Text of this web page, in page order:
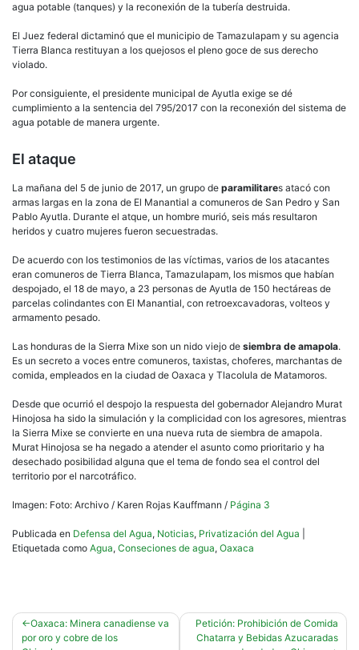
agua potable (tanques) y la reconexión de la tubería destruida.
El Juez federal dictaminó que el municipio de Tamazulapam y su agencia
Tierra Blanca restituyan a los quejosos el pleno goce de sus derecho
violado.
Por consiguiente, el presidente municipal de Ayutla exige se dé
cumplimiento a la sentencia del 795/2017 con la reconexión del sistema de
agua potable de manera urgente.
El ataque
La mañana del 5 de junio de 2017, un grupo de paramilitares atacó con
armas largas en la zona de El Manantial a comuneros de San Pedro y San
Pablo Ayutla. Durante el atque, un hombre murió, seis más resultaron
heridos y cuatro mujeres fueron secuestradas.
De acuerdo con los testimonios de las víctimas, varios de los atacantes
eran comuneros de Tierra Blanca, Tamazulapam, los mismos que habían
despojado, el 18 de mayo, a 23 personas de Ayutla de 150 hectáreas de
parcelas colindantes con El Manantial, con retroexcavadoras, volteos y
armamento pesado.
Las honduras de la Sierra Mixe son un nido viejo de siembra de amapola.
Es un secreto a voces entre comuneros, taxistas, choferes, marchantas de
comida, empleados en la ciudad de Oaxaca y Tlacolula de Matamoros.
Desde que ocurrió el despojo la respuesta del gobernador Alejandro Murat
Hinojosa ha sido la simulación y la complicidad con los agresores, mientras
la Sierra Mixe se convierte en una nueva ruta de siembra de amapola.
Murat Hinojosa se ha negado a atender el asunto como prioritario y ha
desechado posibilidad alguna que el tema de fondo sea el control del
territorio por el narcotráfico.
Imagen: Foto: Archivo / Karen Rojas Kauffmann / Página 3
Publicada en Defensa del Agua, Noticias, Privatización del Agua
Etiquetada como Agua, Conseciones de agua, Oaxaca
Navegación
Oaxaca: Minera canadiense va
por oro y cobre de los
Petición: Prohibición de Comida
Chatarra y Bebidas Azucaradas